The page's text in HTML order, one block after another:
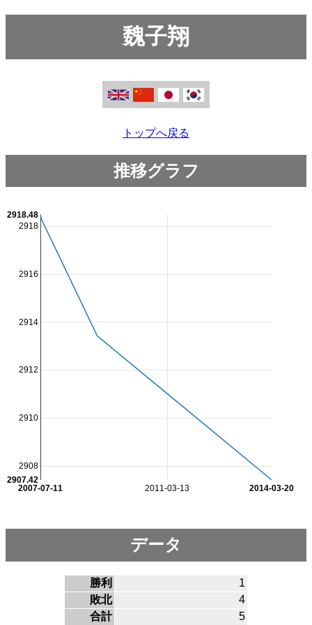
魏子翔
トップへ戻る
推移グラフ
2011-03-13
2007-07-11 2014-03-20
2908
2910
2912
2914
2916
2918
2907.42
2918.48
データ
勝利
1
敗北
4
合計
5